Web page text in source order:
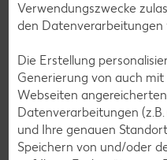
Smoothie-Rezepte
Cocktail-Rezepte
Avocado-Rezepte
Erdbeer-Rezepte
Blaubeer-Rezepte
Verwendungszwecke
den Datenverarbeitungen
Die Erstellung
Generierung von auch
Webseiten
Datenverarbeitungen
und Ihre genauen
Speichern von und/oder